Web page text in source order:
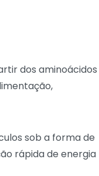
dos aminoácidos
sob a forma de
rápida de energia